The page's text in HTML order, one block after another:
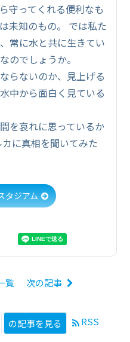
守ってくれる便利なも
未知のもの。 では私た
常に水と共に生きてい
のでしょうか。
らないのか、見上げる
中から面白く見ている
を哀れに思っているか
に真相を聞いてみた
タジアム
覧 次の記事
の記事を見る RSS